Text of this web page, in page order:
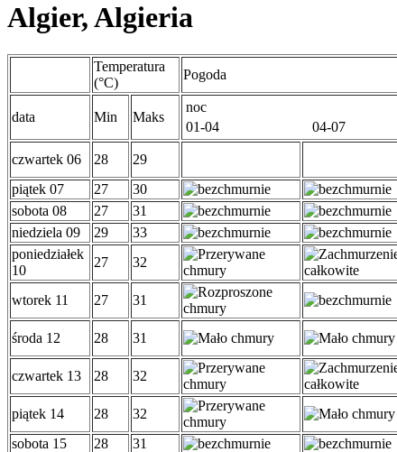
Algier, Algieria
Temperatura
(°C)
Pogoda
data Min Maks
noc
01-04
04-07
czwartek 06 28
29
piątek 07
27
30
sobota 08
27
31
niedziela 09
29
33
poniedziałek
10
27 32
wtorek 11 27 31
środa 12 28 31
czwartek 13 28 32
piątek 14 28
32
sobota 15
28
31